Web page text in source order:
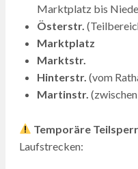
Marktplatz bis
Österstr.
Marktplatz
Marktstr.
Hinterstr. (vom
Martinstr.
Temporäre
Laufstrecken: